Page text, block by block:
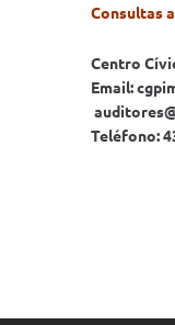
Consultas
Centro
Email:
Teléfono: